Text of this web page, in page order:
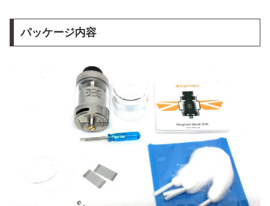
パッケージ内容